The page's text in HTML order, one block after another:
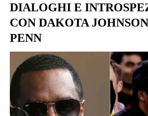
DIALOGHI E
CON DAKOTA
PENN